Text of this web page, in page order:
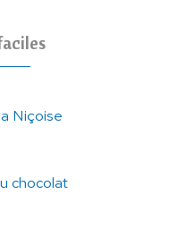
Niçoise
chocolat